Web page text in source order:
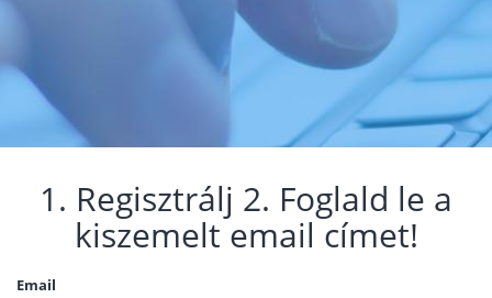
1. Regisztrálj 2. Foglald le a
kiszemelt email címet!
Email